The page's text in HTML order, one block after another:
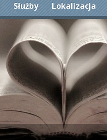
Służby Lokalizacja